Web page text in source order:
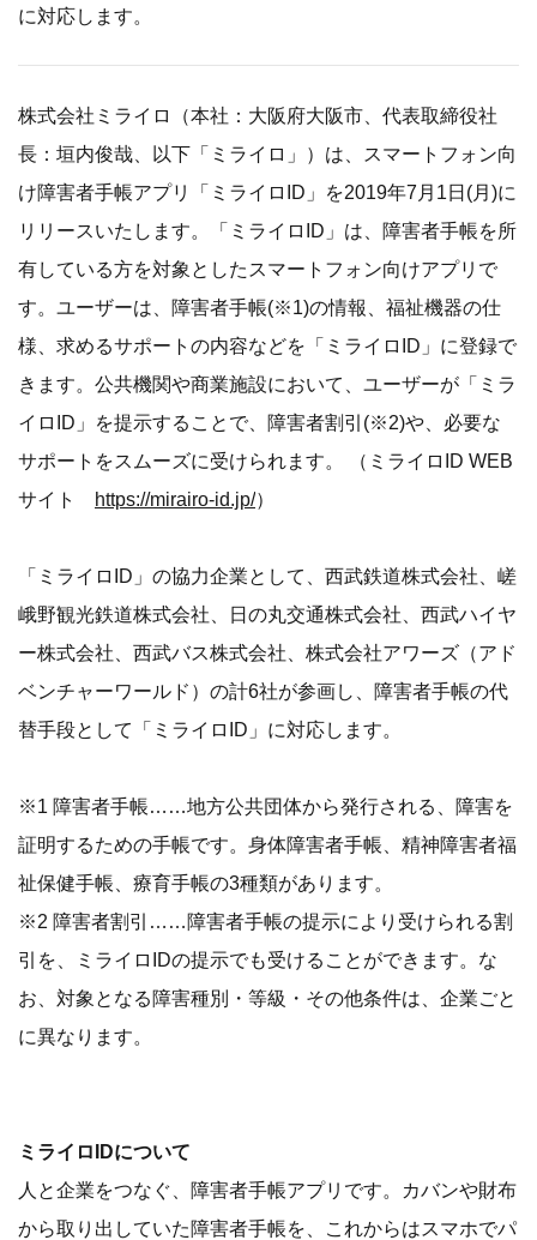
に対応します。
株式会社ミライロ（本社：大阪府大阪市、代表取締役社
長：垣内俊哉、以下「ミライロ」）は、スマートフォン向
け障害者手帳アプリ「ミライロID」を2019年7月1日(月)に
リリースいたします。「ミライロID」は、障害者手帳を所
有している方を対象としたスマートフォン向けアプリで
す。ユーザーは、障害者手帳(※1)の情報、福祉機器の仕
様、求めるサポートの内容などを「ミライロID」に登録で
きます。公共機関や商業施設において、ユーザーが「ミラ
イロID」を提示することで、障害者割引(※2)や、必要な
サポートをスムーズに受けられます。 （ミライロID WEB
サイト https://mirairo-id.jp/）
「ミライロID」の協力企業として、西武鉄道株式会社、嵯
峨野観光鉄道株式会社、日の丸交通株式会社、西武ハイヤ
ー株式会社、西武バス株式会社、株式会社アワーズ（アド
ベンチャーワールド）の計6社が参画し、障害者手帳の代
替手段として「ミライロID」に対応します。
※1 障害者手帳……地方公共団体から発行される、障害を
証明するための手帳です。身体障害者手帳、精神障害者福
祉保健手帳、療育手帳の3種類があります。
※2 障害者割引……障害者手帳の提示により受けられる割
引を、ミライロIDの提示でも受けることができます。な
お、対象となる障害種別・等級・その他条件は、企業ごと
に異なります。
ミライロIDについて
人と企業をつなぐ、障害者手帳アプリです。カバンや財布
から取り出していた障害者手帳を、これからはスマホでパ